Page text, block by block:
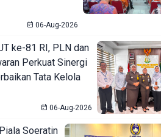
06-Aug-2026
ke-81 RI, PLN dan
Perkuat Sinergi
Tata Kelola
06-Aug-2026
Soeratin